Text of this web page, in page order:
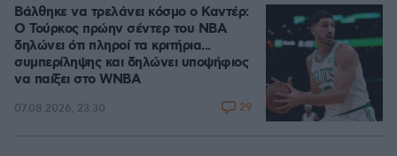
Βάλθηκε να τρελάνει κόσμο ο Καντέρ:
Ο Τούρκος πρώην σέντερ του NBA
δηλώνει ότι πληροί τα κριτήρια...
συμπερίληψης και δηλώνει υποψήφιος
να παίξει στο WNBA
07.08.2026, 23:30 29